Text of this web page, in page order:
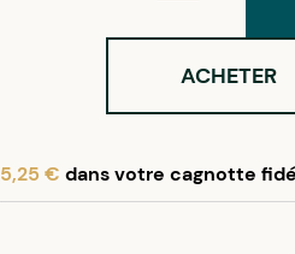
ACHETER
5,25 € dans votre cagnotte